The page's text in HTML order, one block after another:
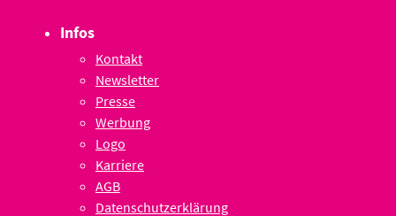
Infos
Kontakt
Newsletter
Presse
Werbung
Logo
Karriere
AGB
Datenschutzerklärung